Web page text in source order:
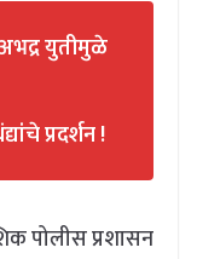
युतीमुळे
प्रदर्शन !
पोलीस प्रशासन